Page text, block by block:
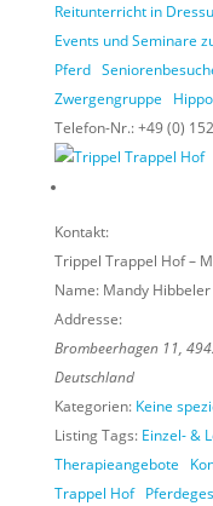
Reitunterricht in
Events und Seminare
Pferd
Zwergengruppe
Telefon-Nr.:+49 (0)
Kontakt:
Trippel Trappel Hof –
Name: Mandy Hibbeler
Addresse:
Brombeerhagen 11,
Deutschland
Kategorien: Keine
Listing Tags: Einzel- &
Therapieangebote
Trappel Hof